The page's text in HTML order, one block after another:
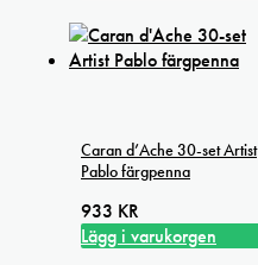
Caran d’Ache 30-set Artist
Pablo färgpenna
933 KR
Lägg i varukorgen